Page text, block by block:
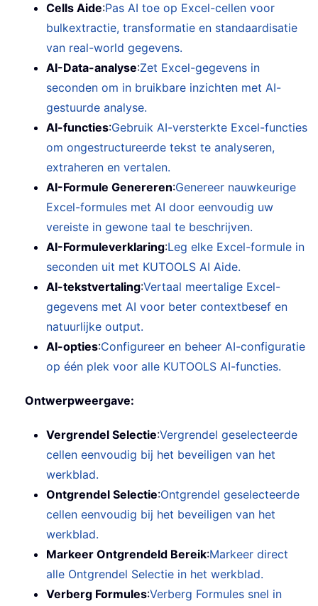
Cells Aide:Pas AI toe op Excel-cellen voor
bulkextractie, transformatie en standaardisatie
van real-world gegevens.
AI-Data-analyse:Zet Excel-gegevens in
seconden om in bruikbare inzichten met AI-
gestuurde analyse.
AI-functies:Gebruik AI-versterkte Excel-functies
om ongestructureerde tekst te analyseren,
extraheren en vertalen.
AI-Formule Genereren:Genereer nauwkeurige
Excel-formules met AI door eenvoudig uw
vereiste in gewone taal te beschrijven.
AI-Formuleverklaring:Leg elke Excel-formule in
seconden uit met KUTOOLS AI Aide.
AI-tekstvertaling:Vertaal meertalige Excel-
gegevens met AI voor beter contextbesef en
natuurlijke output.
AI-opties:Configureer en beheer AI-configuratie
op één plek voor alle KUTOOLS AI-functies.
Ontwerpweergave:
Vergrendel Selectie:Vergrendel geselecteerde
cellen eenvoudig bij het beveiligen van het
werkblad.
Ontgrendel Selectie:Ontgrendel geselecteerde
cellen eenvoudig bij het beveiligen van het
werkblad.
Markeer Ontgrendeld Bereik:Markeer direct
alle Ontgrendel Selectie in het werkblad.
Verberg Formules:Verberg Formules snel in